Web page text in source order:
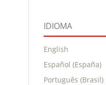
IDIOMA
English
Español (España)
Português (Brasil)